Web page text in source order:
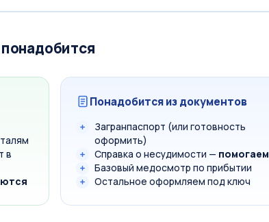
в
Понадобится из документов
Загранпаспорт (или готовность
оформить)
Справка о несудимости — помогаем
Базовый медосмотр по прибытии
Остальное оформляем под ключ